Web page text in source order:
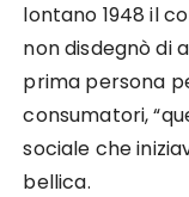
lontano 1948 il
non disdegnò di
prima persona
consumatori,
sociale che
bellica.